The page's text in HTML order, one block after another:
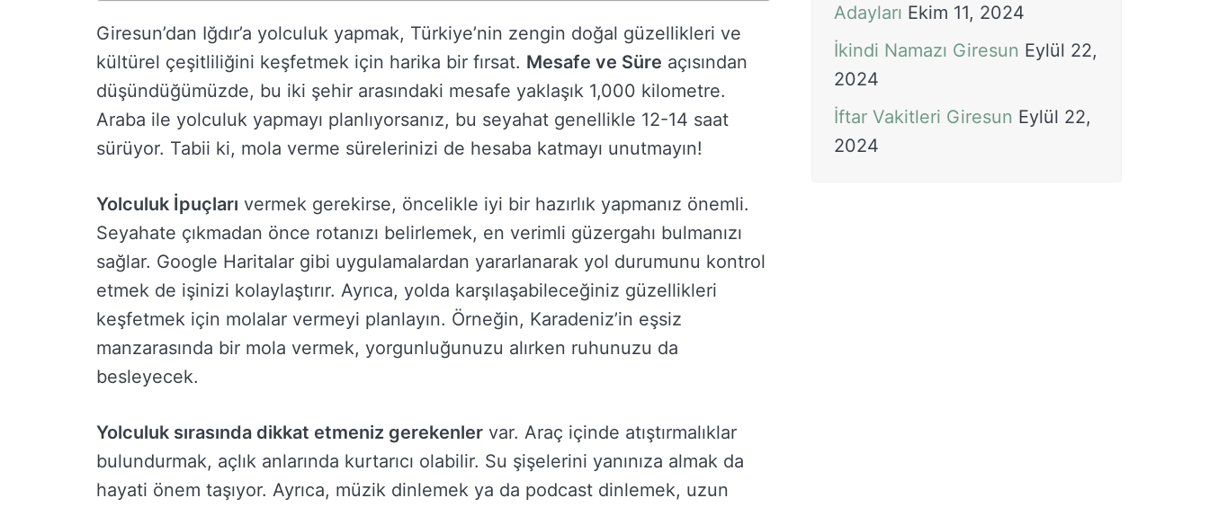
Giresun’dan Iğdır’a yolculuk yapmak, Türkiye’nin zengin doğal güzellikleri ve
kültürel çeşitliliğini keşfetmek için harika bir fırsat. Mesafe ve Süre açısından
düşündüğümüzde, bu iki şehir arasındaki mesafe yaklaşık 1,000 kilometre.
Araba ile yolculuk yapmayı planlıyorsanız, bu seyahat genellikle 12-14 saat
sürüyor. Tabii ki, mola verme sürelerinizi de hesaba katmayı unutmayın!
Yolculuk İpuçları vermek gerekirse, öncelikle iyi bir hazırlık yapmanız önemli.
Seyahate çıkmadan önce rotanızı belirlemek, en verimli güzergahı bulmanızı
sağlar. Google Haritalar gibi uygulamalardan yararlanarak yol durumunu kontrol
etmek de işinizi kolaylaştırır. Ayrıca, yolda karşılaşabileceğiniz güzellikleri
keşfetmek için molalar vermeyi planlayın. Örneğin, Karadeniz’in eşsiz
manzarasında bir mola vermek, yorgunluğunuzu alırken ruhunuzu da
besleyecek.
Yolculuk sırasında dikkat etmeniz gerekenler var. Araç içinde atıştırmalıklar
bulundurmak, açlık anlarında kurtarıcı olabilir. Su şişelerini yanınıza almak da
hayati önem taşıyor. Ayrıca, müzik dinlemek ya da podcast dinlemek, uzun
Adayları Ekim 11, 2024
İkindi Namazı Giresun Eylül 22,
2024
İftar Vakitleri Giresun Eylül 22,
2024